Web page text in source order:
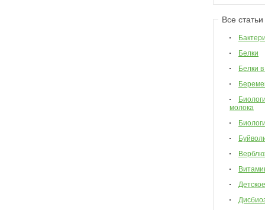
Все
Белки
Белки
молока